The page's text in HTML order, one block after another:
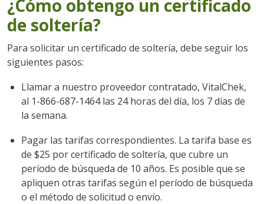
¿Cómo obtengo un certificado
de soltería?
Para solicitar un certificado de soltería, debe seguir los
siguientes pasos:
Llamar a nuestro proveedor contratado, VitalChek,
al 1-866-687-1464 las 24 horas del día, los 7 días de
la semana.
Pagar las tarifas correspondientes. La tarifa base es
de $25 por certificado de soltería, que cubre un
período de búsqueda de 10 años. Es posible que se
apliquen otras tarifas según el período de búsqueda
o el método de solicitud o envío.